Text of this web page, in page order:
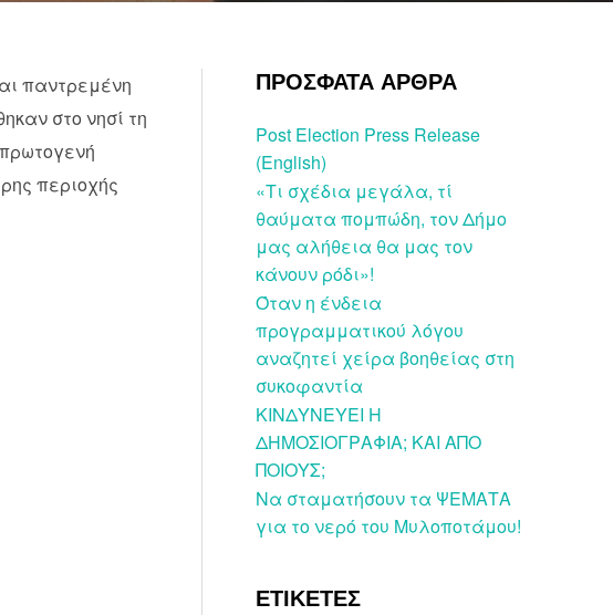
παντρεμένη
στο νησί τη
περιοχής
ΠΡΟΣΦΑΤΑ ΑΡΘΡΑ
Post Election Press Release
(English)
«Τι σχέδια μεγάλα, τί
θαύματα πομπώδη, τον Δήμο
μας αλήθεια θα μας τον
κάνουν ρόδι»!
Όταν η ένδεια
προγραμματικού λόγου
αναζητεί χείρα βοηθείας στη
συκοφαντία
ΚΙΝΔΥΝΕΥΕΙ Η
ΔΗΜΟΣΙΟΓΡΑΦΙΑ; ΚΑΙ ΑΠΟ
ΠΟΙΟΥΣ;
Να σταματήσουν τα ΨΕΜΑΤΑ
για το νερό του Μυλοποτάμου!
ΕΤΙΚΕΤΕΣ